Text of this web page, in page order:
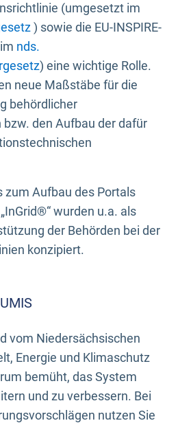
(umgesetzt im
) sowie die EU-INSPIRE-
nds.
) eine wichtige Rolle.
neue Maßstäbe für die
behördlicher
den Aufbau der dafür
zum Aufbau des Portals
wurden u.a. als
der Behörden bei der
konzipiert.
vom Niedersächsischen
Energie und Klimaschutz
bemüht, das System
und zu verbessern. Bei
nutzen Sie